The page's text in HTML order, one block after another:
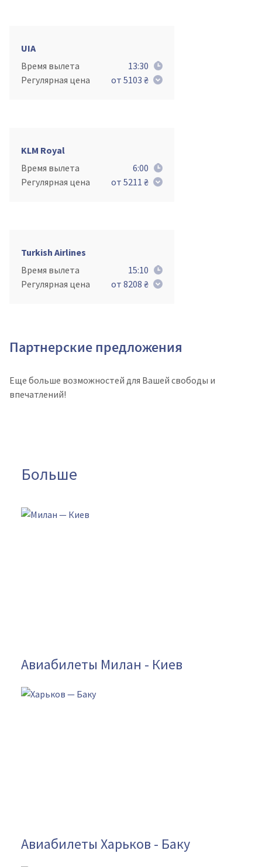
UIA
Время вылета
13:30
Регулярная цена
от 5103 ₴
KLM Royal
Время вылета
6:00
Регулярная цена
от 5211 ₴
Turkish Airlines
Время вылета
15:10
Регулярная цена
от 8208 ₴
Партнерские предложения
Еще больше возможностей для Вашей свободы и
впечатлений!
Больше
Авиабилеты Милан - Киев
Авиабилеты Харьков - Баку